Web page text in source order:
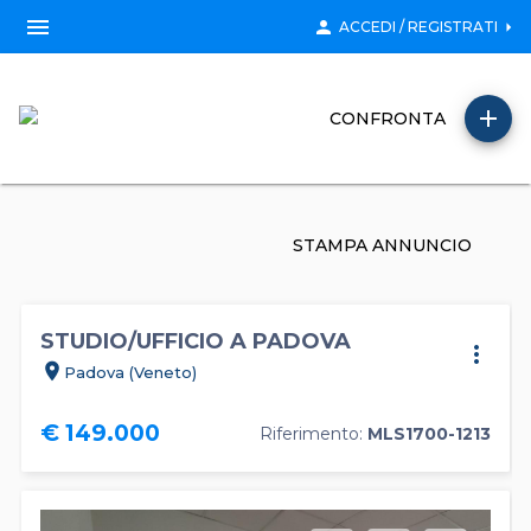
menu person ACCEDI / REGISTRATI arrow_right
CONFRONTA add
STAMPA ANNUNCIO
STUDIO/UFFICIO A PADOVA
location_on Padova (Veneto)
€ 149.000 Riferimento: MLS1700-1213
more_vert